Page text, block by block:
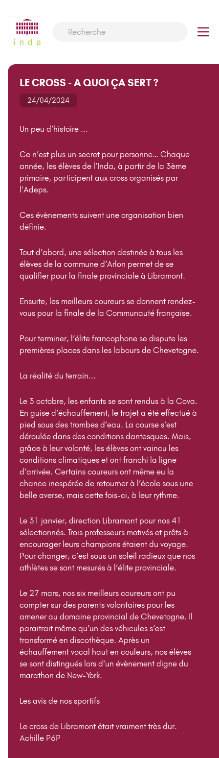
LE CROSS - A QUOI ÇA SERT ?
24/04/2024
Un peu d’histoire ...
Ce n’est plus un secret pour personne… Chaque
année, les élèves de l’Inda, à partir de la 3ème
primaire, participent aux cross organisés par
l’Adeps.
Ces évènements suivent une organisation bien
définie.
Tout d’abord, une sélection destinée à tous les
élèves de la commune d’Arlon permet de se
qualifier pour la finale provinciale à Libramont.
Ensuite, les meilleurs coureurs se donnent rendez-
vous pour la finale de la Communauté française.
Pour terminer, l’élite francophone se dispute les
premières places dans les labours de Chevetogne.
La réalité du terrain...
Le 3 octobre, les enfants se sont rendus à la Cova.
En guise d’échauffement, le trajet a été effectué à
pied sous des trombes d’eau. La course s’est
déroulée dans des conditions dantesques. Mais,
grâce à leur volonté, les élèves ont vaincu les
conditions climatiques et ont franchi la ligne
d’arrivée. Certains coureurs ont même eu la
chance inespérée de retourner à l’école sous une
belle averse, mais cette fois-ci, à leur rythme.
Le 31 janvier, direction Libramont pour nos 41
sélectionnés. Trois professeurs motivés et prêts à
encourager leurs champions étaient du voyage.
Pour changer, c’est sous un soleil radieux que nos
athlètes se sont mesurés à l’élite provinciale.
Le 27 mars, nos six meilleurs coureurs ont pu
compter sur des parents volontaires pour les
amener au domaine provincial de Chevetogne. Il
paraitrait même qu’un des véhicules s’est
transformé en discothèque. Après un
échauffement vocal haut en couleurs, nos élèves
se sont distingués lors d’un évènement digne du
marathon de New-York.
Les avis de nos sportifs
Le cross de Libramont était vraiment très dur.
Achille P6P